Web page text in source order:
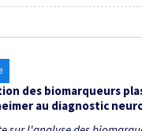
des biomarqueurs
au diagnostic